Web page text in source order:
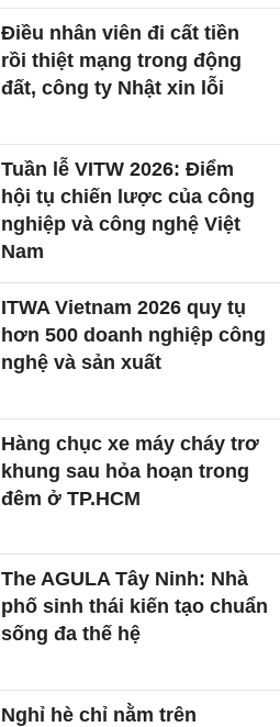
Điều nhân viên đi cất tiền
rồi thiệt mạng trong động
đất, công ty Nhật xin lỗi
Tuần lễ VITW 2026: Điểm
hội tụ chiến lược của công
nghiệp và công nghệ Việt
Nam
ITWA Vietnam 2026 quy tụ
hơn 500 doanh nghiệp công
nghệ và sản xuất
Hàng chục xe máy cháy trơ
khung sau hỏa hoạn trong
đêm ở TP.HCM
The AGULA Tây Ninh: Nhà
phố sinh thái kiến tạo chuẩn
sống đa thế hệ
Nghỉ hè chỉ nằm trên